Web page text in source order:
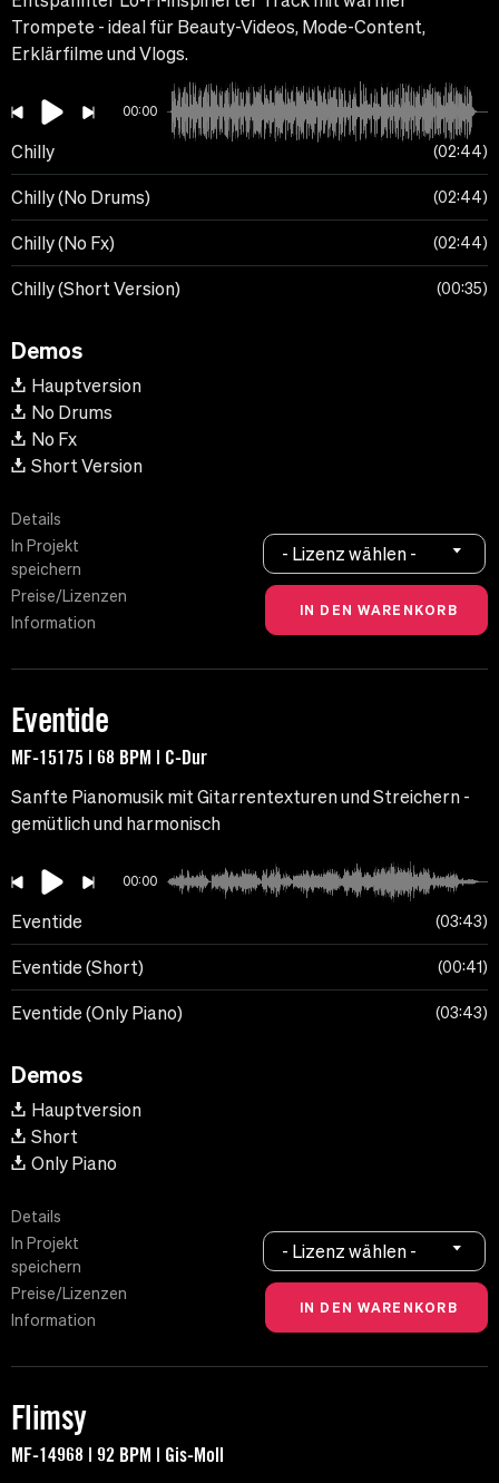
Trompete - ideal für Beauty-Videos, Mode-Content,
Erklärfilme und Vlogs.
00:00
Chilly 02:44
Chilly (No Drums) 02:44
Chilly (No Fx) 02:44
Chilly (Short Version) 00:35
Demos
Hauptversion
No Drums
No Fx
Short Version
Details
In Projekt
speichern
Preise/Lizenzen
Information
- Lizenz wählen -
Eventide
MF-15175 | 68 BPM | C-Dur
Sanfte Pianomusik mit Gitarrentexturen und Streichern -
gemütlich und harmonisch
00:00
Eventide 03:43
Eventide (Short) 00:41
Eventide (Only Piano) 03:43
Demos
Hauptversion
Short
Only Piano
Details
In Projekt
speichern
Preise/Lizenzen
Information
- Lizenz wählen -
Flimsy
MF-14968 | 92 BPM | Gis-Moll